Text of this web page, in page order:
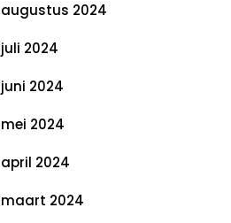
augustus 2024
juli 2024
juni 2024
mei 2024
april 2024
maart 2024